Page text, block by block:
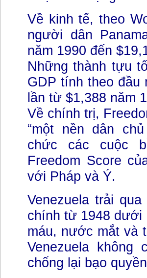
Về kinh tế, theo
người dân
năm 1990 đến
Những thành tựu
GDP tính theo đầu
lần từ $1,388 năm
Về chính trị,
“một nền dân
chức các cuộc
Freedom Score
với Pháp và Ý.
Venezuela trải
chính từ 1948 dưới
máu, nước mắt và
Venezuela
chống lại bạo